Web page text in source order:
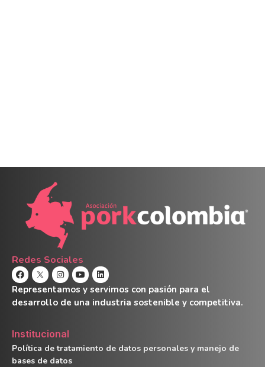
Redes Sociales
Representamos y servimos con pasión para el
desarrollo de una industria sostenible y competitiva.
Institucional
Política de tratamiento de datos personales y manejo de
bases de datos